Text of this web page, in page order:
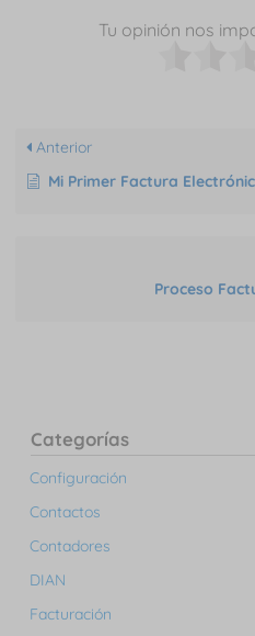
Tu opinión nos
Anterior
Mi Primer Factura
Proceso
Categorías
Configuración
Contactos
Contadores
DIAN
Facturación